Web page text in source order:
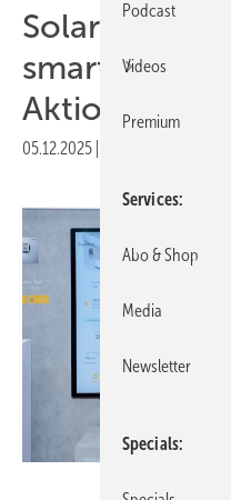
Solar
smarte
Aktion
05.12.2025
Podcast
Videos
Premium
Services
Abo & Shop
Media
Newsletter
Specials